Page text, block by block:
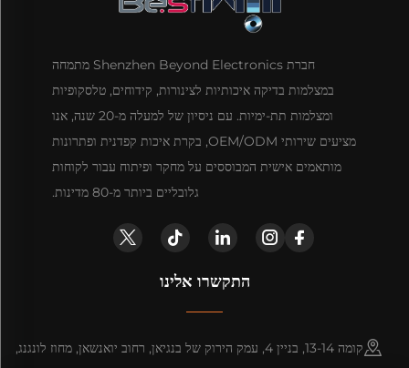
חברת Shenzhen Beyond Electronics מתמחה
במצלמות בדיקה איכותיות לצינורות, קידוחים, טלסקופיות
ומצלמות תת-ימיות. עם ניסיון של למעלה מ-20 שנה, אנו
מציעים שירותי OEM/ODM, בקרת איכות קפדנית ופתרונות
מותאמים אישית המבוססים על מחקר ופיתוח עבור לקוחות
גלובליים ביותר מ-80 מדינות.
התקשרו אלינו
קומה 13-14, בניין 4, עמק הירוק של בנגיאן, רחוב יואנשאן, מחוז לונגנג,